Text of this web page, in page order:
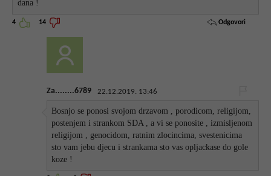
dana !
4 14 Odgovori
Za........6789 22.12.2019. 13:46
Bosnjo se ponosi svojom drzavom , porodicom, religijom,
postenjem i strankom SDA , a vi se ponosite , izmisljenom
religijom , genocidom, ratnim zlocincima, svestenicima
sto vam jebu djecu i strankama sto vas opljackase do gole
koze !